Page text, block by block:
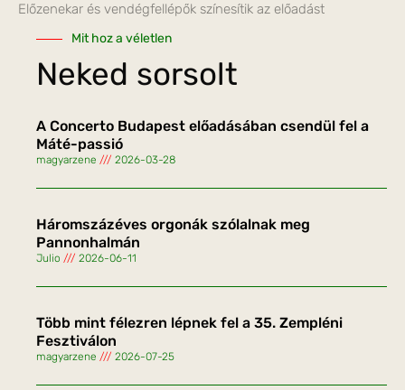
Előzenekar és vendégfellépők színesítik az előadást
Mit hoz a véletlen
Neked sorsolt
A Concerto Budapest előadásában csendül fel a
Máté-passió
magyarzene 2026-03-28
Háromszázéves orgonák szólalnak meg
Pannonhalmán
Julio 2026-06-11
Több mint félezren lépnek fel a 35. Zempléni
Fesztiválon
magyarzene 2026-07-25